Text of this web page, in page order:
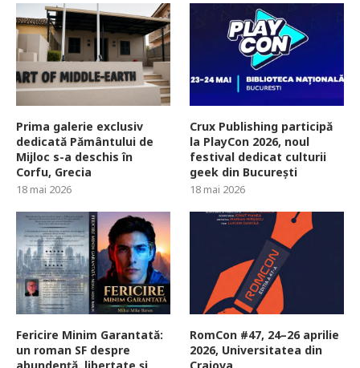
Prima galerie exclusiv
dedicată Pământului de
Mijloc s-a deschis în
Corfu, Grecia
18 mai 2026
Crux Publishing participă
la PlayCon 2026, noul
festival dedicat culturii
geek din București
18 mai 2026
Fericire Minim Garantată:
un roman SF despre
abundență, libertate și
RomCon #47, 24–26 aprilie
2026, Universitatea din
Craiova